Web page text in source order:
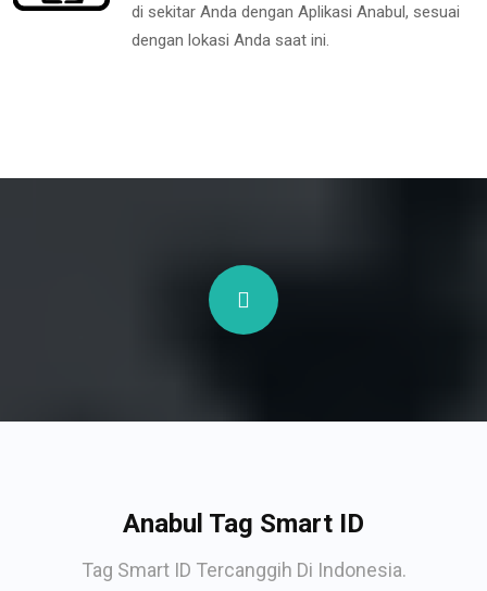
di sekitar Anda dengan Aplikasi Anabul, sesuai
dengan lokasi Anda saat ini.
Anabul Tag Smart ID
Tag Smart ID Tercanggih Di Indonesia.